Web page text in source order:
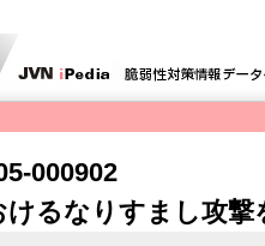
000902
けるなりすまし攻撃